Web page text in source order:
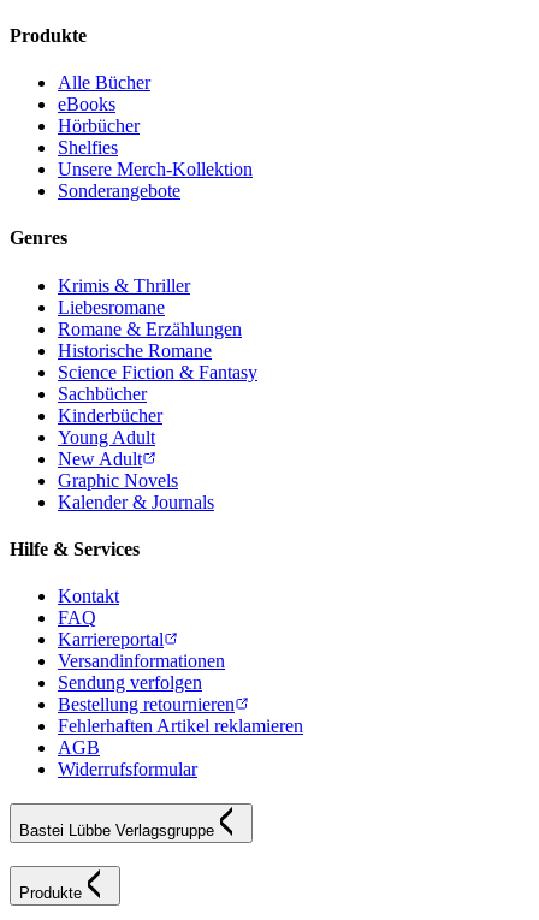
Produkte
Alle Bücher
eBooks
Hörbücher
Shelfies
Unsere Merch-Kollektion
Sonderangebote
Genres
Krimis & Thriller
Liebesromane
Romane & Erzählungen
Historische Romane
Science Fiction & Fantasy
Sachbücher
Kinderbücher
Young Adult
New Adult
Graphic Novels
Kalender & Journals
Hilfe & Services
Kontakt
FAQ
Karriereportal
Versandinformationen
Sendung verfolgen
Bestellung retournieren
Fehlerhaften Artikel reklamieren
AGB
Widerrufsformular
Bastei Lübbe Verlagsgruppe
Produkte